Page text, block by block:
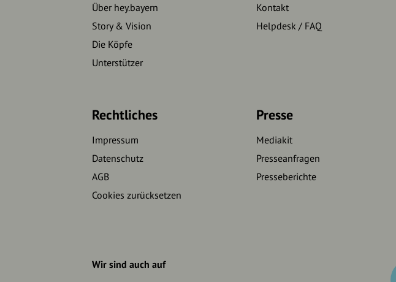
Über hey.bayern
Story & Vision
Die Köpfe
Unterstützer
Kontakt
Helpdesk / FAQ
Rechtliches
Impressum
Datenschutz
AGB
Cookies zurücksetzen
Presse
Mediakit
Presseanfragen
Presseberichte
Wir sind auch auf